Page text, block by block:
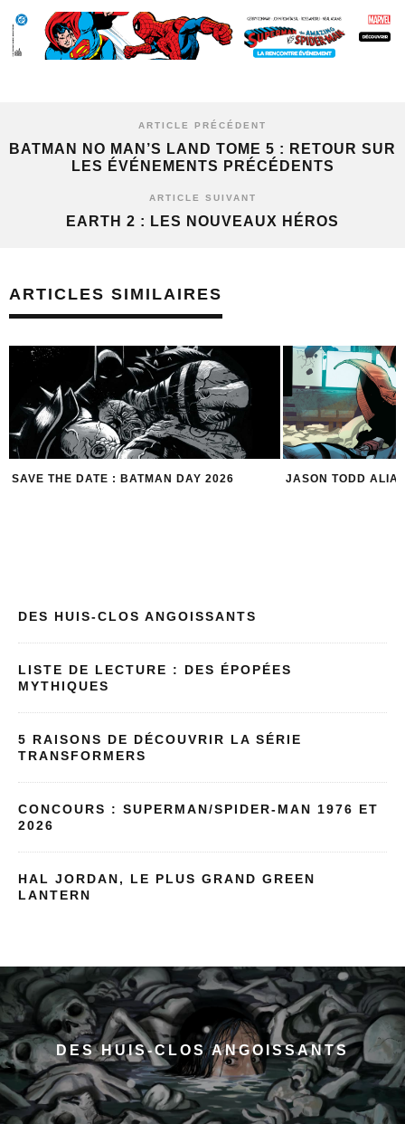
ARTICLE PRÉCÉDENT
BATMAN NO MAN’S LAND TOME 5 : RETOUR SUR
LES ÉVÉNEMENTS PRÉCÉDENTS
ARTICLE SUIVANT
EARTH 2 : LES NOUVEAUX HÉROS
ARTICLES SIMILAIRES
JASON TODD ALIAS RED HOOD 5 ROBIN POUR 5
DES HUIS-CLOS ANGOISSANTS
LISTE DE LECTURE : DES ÉPOPÉES
MYTHIQUES
5 RAISONS DE DÉCOUVRIR LA SÉRIE
TRANSFORMERS
CONCOURS : SUPERMAN/SPIDER-MAN 1976 ET
2026
HAL JORDAN, LE PLUS GRAND GREEN
LANTERN
DES HUIS-CLOS ANGOISSANTS